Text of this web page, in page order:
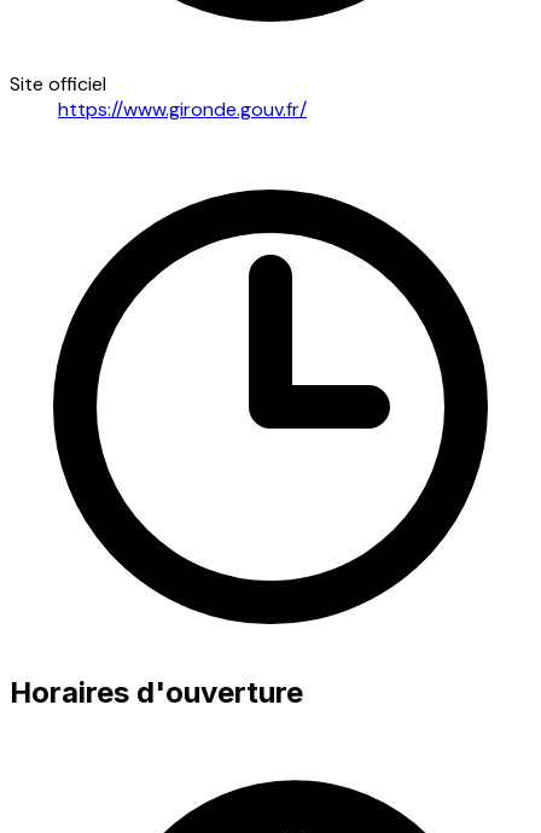
Site officiel
https://www.gironde.gouv.fr/
Horaires d'ouverture